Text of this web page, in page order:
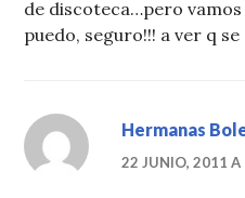
de discoteca…pero vamos
puedo, seguro!!! a ver q
Hermanas
22 JUNIO, 2011 A